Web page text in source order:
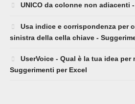
UNICO da colonne non adiacenti
Usa indice e corrispondenza per
sinistra della cella chiave -
UserVoice - Qual è la tua idea per
Suggerimenti per Excel